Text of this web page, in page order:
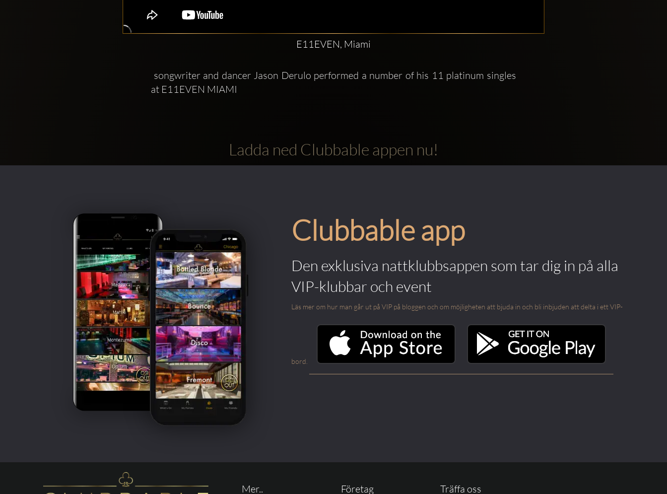
E11EVEN, Miami
at E11EVEN MIAMI
Ladda ned Clubbable appen nu!
Clubbable app
Den exklusiva nattklubbsappen som tar dig in på alla
VIP-klubbar och event
Läs mer om hur man går ut på VIP på bloggen och om möjligheten att bjuda in och bli inbjuden att delta i ett VIP-
bord.
Mer.. Företag Träffa oss